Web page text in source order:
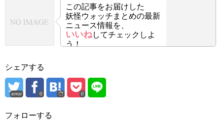
この記事をお届けした
妖怪ウォッチまとめの最新
ニュース情報を、
いいねしてチェックしよ
う！
シェアする
error 0 0
フォローする